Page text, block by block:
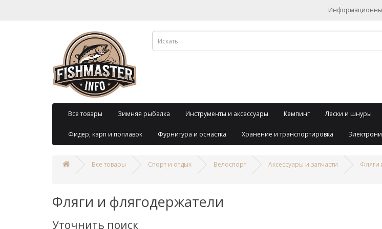
Все товары Зимняя рыбалка Инструменты и аксессуары Кемпинг Лески и шнуры
Фидер, карп и поплавок Фурнитура и оснастка Хранение и транспортировка
Все товары Спорт и отдых Велоспорт Аксессуары и запчасти Фляги
Фляги и флягодержатели
Уточнить поиск